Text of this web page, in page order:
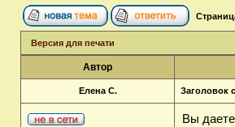
Версия для печати
Автор
Елена С. Заголовок
Вы